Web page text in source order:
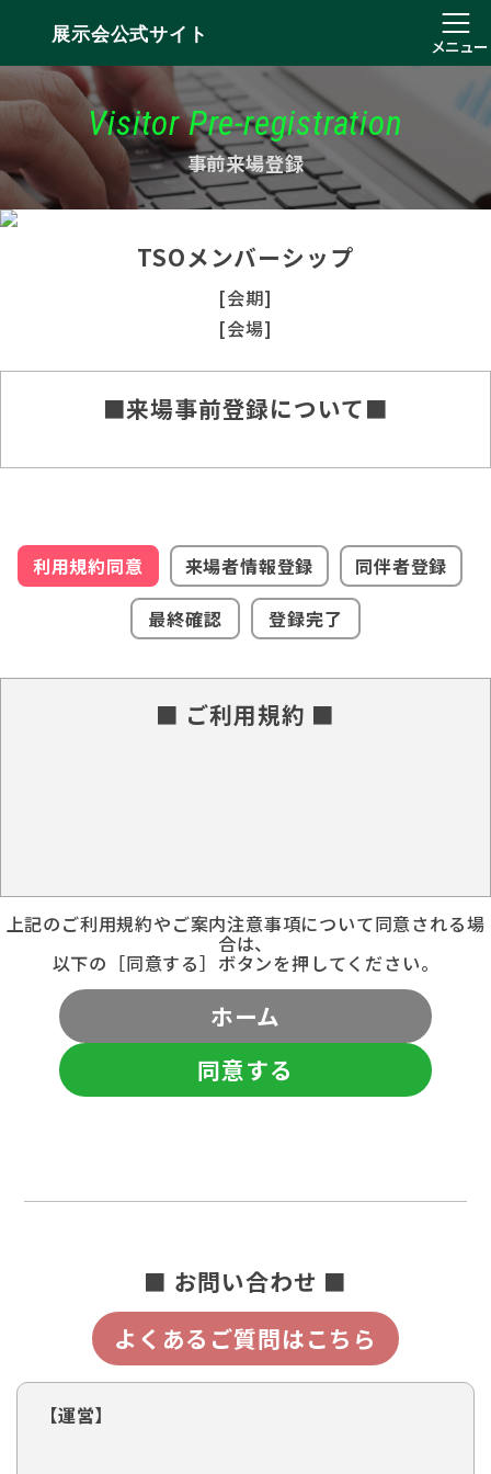
展示会公式サイト
メニュー
Visitor Pre-registration
事前来場登録
TSOメンバーシップ
[会期]
[会場]
■来場事前登録について■
利用規約同意 来場者情報登録
同伴者登録
最終確認
登録完了
■ ご利用規約 ■
上記のご利用規約やご案内注意事項について同意される場
合は、
以下の［同意する］ボタンを押してください。
ホーム
同意する
■ お問い合わせ ■
よくあるご質問はこちら
【運営】